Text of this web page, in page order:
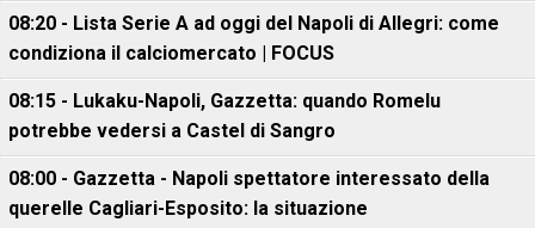
08:20 - Lista Serie A ad oggi del Napoli di Allegri: come
condiziona il calciomercato | FOCUS
08:15 - Lukaku-Napoli, Gazzetta: quando Romelu
potrebbe vedersi a Castel di Sangro
08:00 - Gazzetta - Napoli spettatore interessato della
querelle Cagliari-Esposito: la situazione